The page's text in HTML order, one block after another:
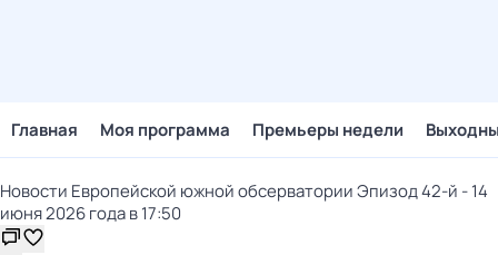
Главная Моя программа Премьеры недели
Новости Европейской южной обсерватории Эпизод 42-й - 14
июня 2026 года в 17:50